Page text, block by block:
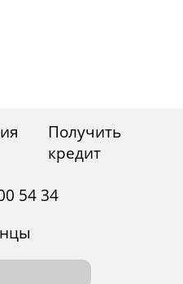
Получить
кредит
54 34